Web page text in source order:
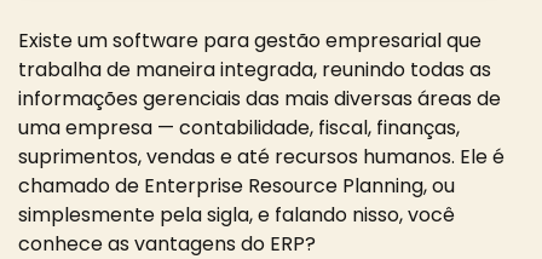
Existe um software para gestão empresarial que
trabalha de maneira integrada, reunindo todas as
informações gerenciais das mais diversas áreas de
uma empresa — contabilidade, fiscal, finanças,
suprimentos, vendas e até recursos humanos. Ele é
chamado de Enterprise Resource Planning, ou
simplesmente pela sigla, e falando nisso, você
conhece as vantagens do ERP?